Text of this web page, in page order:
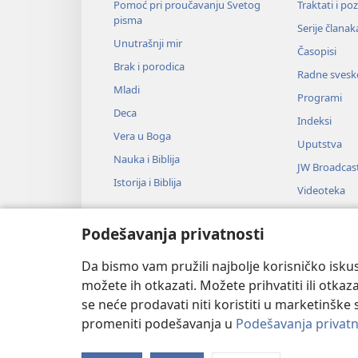
Podešavanja privatnosti
Da bismo vam pružili najbolje korisničko
možete ih otkazati. Možete prihvatiti ili
se neće prodavati niti koristiti u marketinške
promeniti podešavanja u Podešavanja
Pomoć pri proučavanju Svetog
pisma
Unutrašnji mir
Brak i porodica
Mladi
Deca
Vera u Boga
Nauka i Biblija
Istorija i Biblija
Traktati i
Serije
Časopisi
Radne
Programi
Indeksi
Uputstva
JW
Videoteka
Muzika
Dramsko
Copyright© 2026 Watch Tower